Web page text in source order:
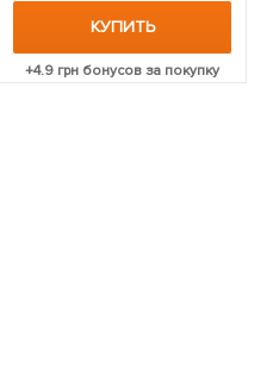
КУПИТЬ
+4.9грн бонусов за покупку